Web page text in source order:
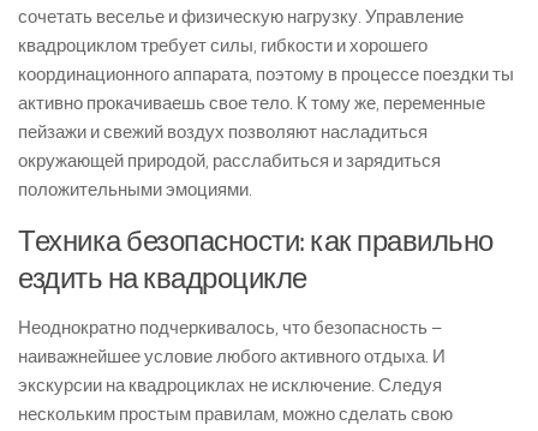
сочетать веселье и физическую нагрузку. Управление
квадроциклом требует силы, гибкости и хорошего
координационного аппарата, поэтому в процессе поездки ты
активно прокачиваешь свое тело. К тому же, переменные
пейзажи и свежий воздух позволяют насладиться
окружающей природой, расслабиться и зарядиться
положительными эмоциями.
Техника безопасности: как правильно
ездить на квадроцикле
Неоднократно подчеркивалось, что безопасность –
наиважнейшее условие любого активного отдыха. И
экскурсии на квадроциклах не исключение. Следуя
нескольким простым правилам, можно сделать свою